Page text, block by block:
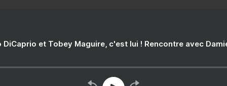
DiCaprio et Tobey Maguire, c'est lui ! Rencontre avec